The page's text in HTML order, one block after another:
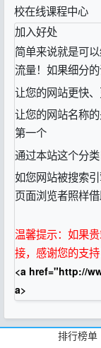
校在线课程中心
加入好处
简单来说就是可
流量！如果细分
让您的网站更快
让您的网站名称
第一个
通过本站这个分
如您网站被搜索
页面浏览者照样
温馨提示：如果
接，感谢您的支持
<a href="http://
a>
排行榜单